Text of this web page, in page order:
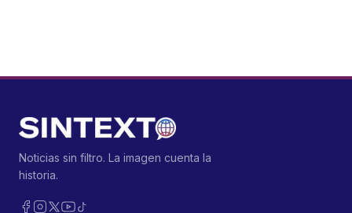
Noticias sin filtro. La imagen cuenta la
historia.